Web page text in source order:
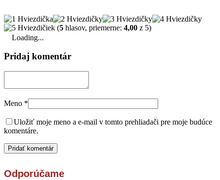
(5 hlasov, priemerne: 4,00 z 5)
Loading...
Pridaj komentár
Meno *
Uložiť moje meno a e-mail v tomto prehliadači pre moje budúce
komentáre.
Odporúčame